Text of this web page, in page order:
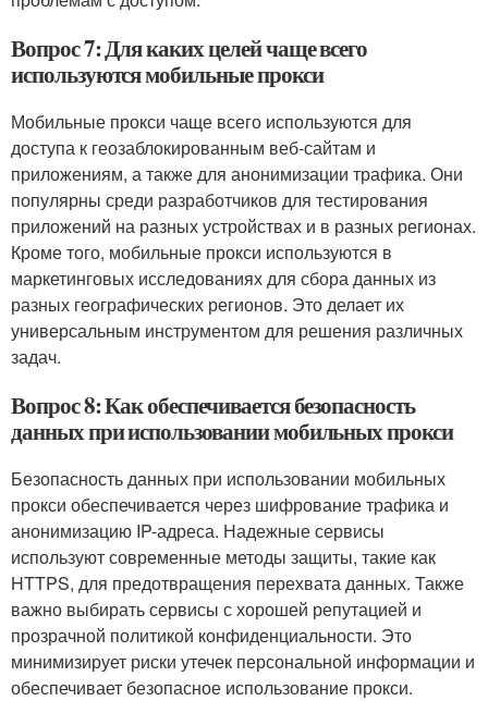
Вопрос 7: Для каких целей чаще всего
используются мобильные прокси
Мобильные прокси чаще всего используются для
доступа к геозаблокированным веб-сайтам и
приложениям, а также для анонимизации трафика. Они
популярны среди разработчиков для тестирования
приложений на разных устройствах и в разных регионах.
Кроме того, мобильные прокси используются в
маркетинговых исследованиях для сбора данных из
разных географических регионов. Это делает их
универсальным инструментом для решения различных
задач.
Вопрос 8: Как обеспечивается безопасность
данных при использовании мобильных прокси
Безопасность данных при использовании мобильных
прокси обеспечивается через шифрование трафика и
анонимизацию IP-адреса. Надежные сервисы
используют современные методы защиты, такие как
HTTPS, для предотвращения перехвата данных. Также
важно выбирать сервисы с хорошей репутацией и
прозрачной политикой конфиденциальности. Это
минимизирует риски утечек персональной информации и
обеспечивает безопасное использование прокси.